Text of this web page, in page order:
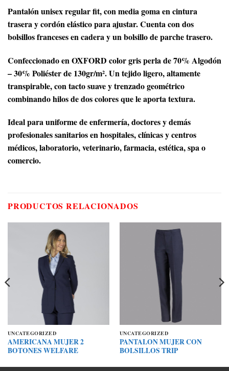
Pantalón unisex regular fit, con media goma en cintura
trasera y cordón elástico para ajustar. Cuenta con dos
bolsillos franceses en cadera y un bolsillo de parche trasero.
Confeccionado en OXFORD color gris perla de 70% Algodón
– 30% Poliéster de 130gr/m². Un tejido ligero, altamente
transpirable, con tacto suave y trenzado geométrico
combinando hilos de dos colores que le aporta textura.
Ideal para uniforme de enfermería, doctores y demás
profesionales sanitarios en hospitales, clínicas y centros
médicos, laboratorio, veterinario, farmacia, estética, spa o
comercio.
PRODUCTOS RELACIONADOS
UNCATEGORIZED
AMERICANA MUJER 2
BOTONES WELFARE
UNCATEGORIZED
PANTALON MUJER CON
BOLSILLOS TRIP